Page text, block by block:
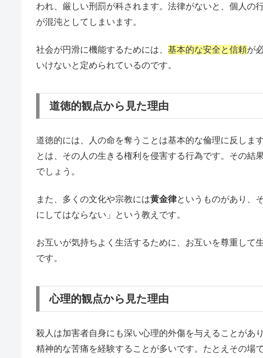
われ、厳しい刑罰が科されます。法律がないと、個人の
が混沌としてしまいます。
社会が円滑に機能するためには、 基本的な安全と信頼が
いけないと定められているのです。
道徳的観点から見た理由
道徳的には、人の命を奪うことは基本的な倫理に反しま
とは、その人の生きる権利を侵害する行為です。その結
でしょう。
また、多くの文化や宗教には黄金律というものがあり、
にしてはならない」という教えです。
お互いが気持ちよく生活するために、お互いを尊重して
です。
心理的観点から見た理由
殺人は加害者自身にも深い心理的外傷を与えることがあ
精神的な苦痛を経験することが多いです。たとえその場